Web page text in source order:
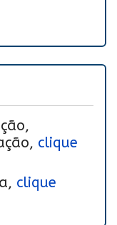
clique
clique